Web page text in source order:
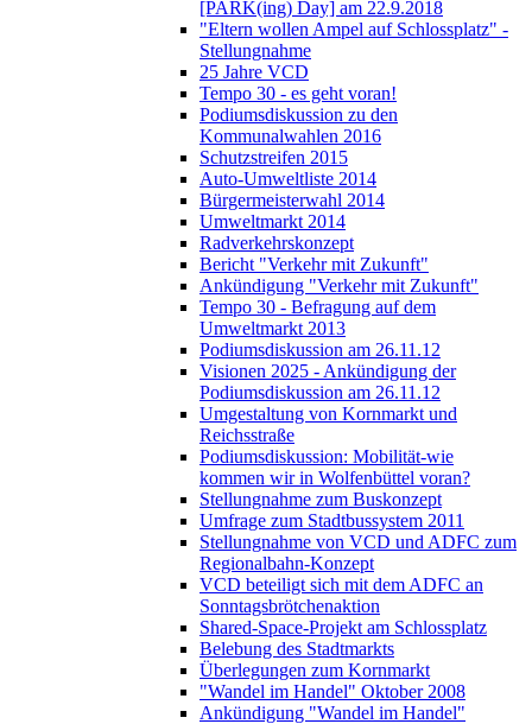
[PARK(ing) Day] am 22.9.2018
"Eltern wollen Ampel auf Schlossplatz" -
Stellungnahme
25 Jahre VCD
Tempo 30 - es geht voran!
Podiumsdiskussion zu den
Kommunalwahlen 2016
Schutzstreifen 2015
Auto-Umweltliste 2014
Bürgermeisterwahl 2014
Umweltmarkt 2014
Radverkehrskonzept
Bericht "Verkehr mit Zukunft"
Ankündigung "Verkehr mit Zukunft"
Tempo 30 - Befragung auf dem
Umweltmarkt 2013
Podiumsdiskussion am 26.11.12
Visionen 2025 - Ankündigung der
Podiumsdiskussion am 26.11.12
Umgestaltung von Kornmarkt und
Reichsstraße
Podiumsdiskussion: Mobilität-wie
kommen wir in Wolfenbüttel voran?
Stellungnahme zum Buskonzept
Umfrage zum Stadtbussystem 2011
Stellungnahme von VCD und ADFC zum
Regionalbahn-Konzept
VCD beteiligt sich mit dem ADFC an
Sonntagsbrötchenaktion
Shared-Space-Projekt am Schlossplatz
Belebung des Stadtmarkts
Überlegungen zum Kornmarkt
"Wandel im Handel" Oktober 2008
Ankündigung "Wandel im Handel"